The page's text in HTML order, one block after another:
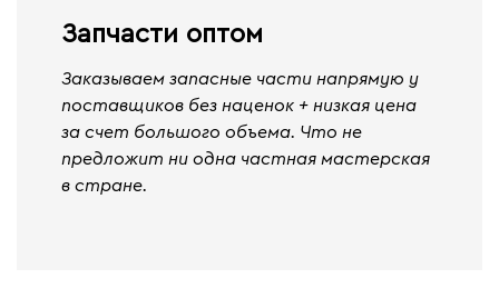
Запчасти оптом
Заказываем запасные части напрямую у
поставщиков без наценок + низкая цена
за счет большого объема. Что не
предложит ни одна частная мастерская
в стране.